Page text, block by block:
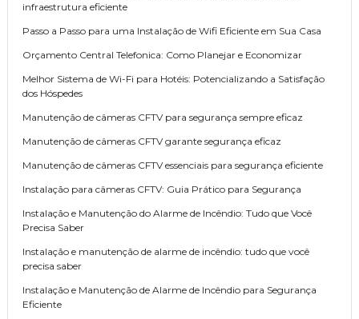
infraestrutura eficiente
Passo a Passo para uma Instalação de Wifi Eficiente em Sua Casa
Orçamento Central Telefonica: Como Planejar e Economizar
Melhor Sistema de Wi-Fi para Hotéis: Potencializando a Satisfação
dos Hóspedes
Manutenção de câmeras CFTV para segurança sempre eficaz
Manutenção de câmeras CFTV garante segurança eficaz
Manutenção de câmeras CFTV essenciais para segurança eficiente
Instalação para câmeras CFTV: Guia Prático para Segurança
Instalação e Manutenção do Alarme de Incêndio: Tudo que Você
Precisa Saber
Instalação e manutenção de alarme de incêndio: tudo que você
precisa saber
Instalação e Manutenção de Alarme de Incêndio para Segurança
Eficiente